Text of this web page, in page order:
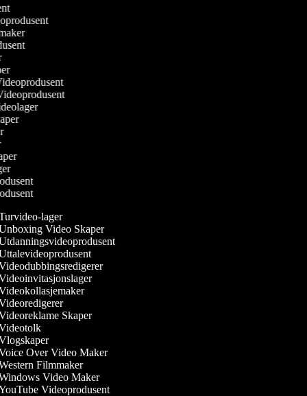
lager
Video Skaper
Skaper
Over Video Maker
Filmmaker
Video Maker
Videoprodusent